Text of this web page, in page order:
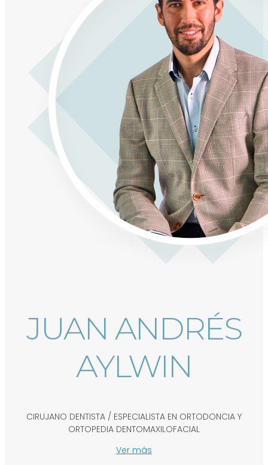
JUAN ANDRÉS
AYLWIN
CIRUJANO DENTISTA / ESPECIALISTA EN ORTODONCIA Y
ORTOPEDIA DENTOMAXILOFACIAL
Ver más